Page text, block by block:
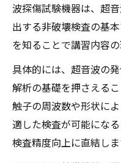
波探傷試験機器は、超
出する非破壊検査の基
を知ることで講習内容の
具体的には、超音波の
解析の基礎を押さえる
触子の周波数や形状に
適した検査が可能にな
検査精度向上に直結しま